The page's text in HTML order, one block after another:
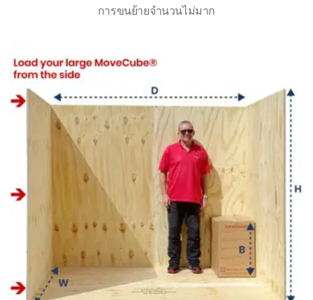
การขนย้ายจำนวนไม่มาก